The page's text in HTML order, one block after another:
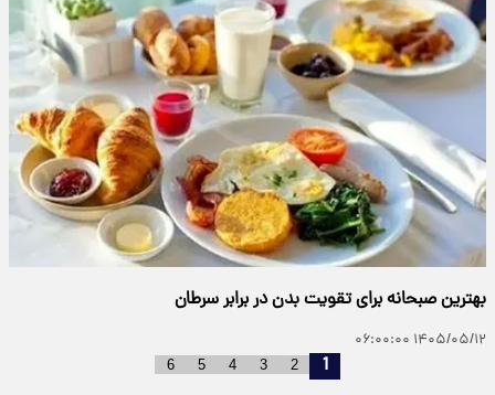
بهترین صبحانه برای تقویت بدن در برابر سرطان
۱۴۰۵/۰۵/۱۲ ۰۶:۰۰:۰۰
1
2
3
4
5
6